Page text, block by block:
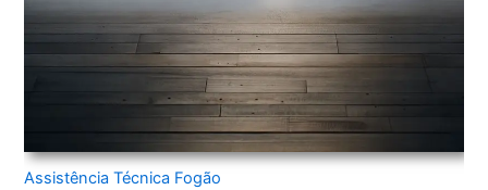
Assistência Técnica Fogão